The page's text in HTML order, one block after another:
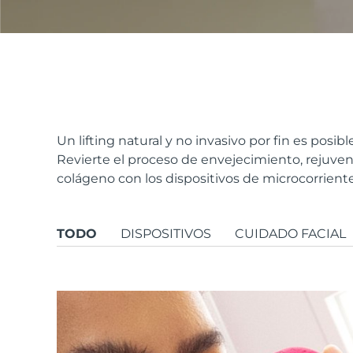
Un lifting natural y no invasivo por fin es
Revierte el proceso de envejecimiento,
colágeno con los dispositivos de
TODO DISPOSITIVOS CUIDADO FACIAL
FAQ™ Dual LED Panel